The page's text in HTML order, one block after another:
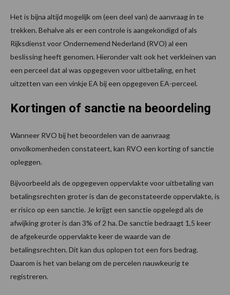
Het is bijna altijd mogelijk om (een deel van) de aanvraag in te
trekken. Behalve als er een controle is aangekondigd of als
Rijksdienst voor Ondernemend Nederland (RVO) al een
beslissing heeft genomen. Hieronder valt ook het verkleinen van
een perceel dat al was opgegeven voor uitbetaling, en het
uitzetten van een vinkje EA bij een opgegeven EA-perceel.
Kortingen of sanctie na beoordeling
Wanneer RVO bij het beoordelen van de aanvraag
onvolkomenheden constateert, kan RVO een korting of sanctie
opleggen.
Bijvoorbeeld als de opgegeven oppervlakte voor uitbetaling van
betalingsrechten groter is dan de geconstateerde oppervlakte, is
er risico op een sanctie. Je krijgt een sanctie opgelegd als de
afwijking groter is dan 3% of 2 ha. De sanctie bedraagt 1,5 keer
de afgekeurde oppervlakte keer de waarde van de
betalingsrechten. Dit kan dus oplopen tot een fors bedrag.
Daarom is het van belang om de percelen nauwkeurig te
registreren.